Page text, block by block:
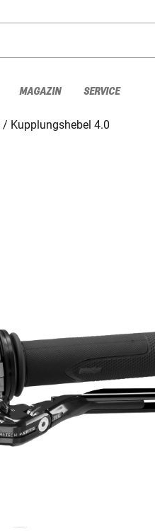
MAGAZIN SERVICE
Kupplungshebel 4.0